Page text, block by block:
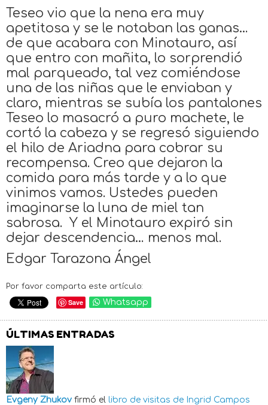
Teseo vio que la nena era muy
apetitosa y se le notaban las ganas…
de que acabara con Minotauro, así
que entro con mañita, lo sorprendió
mal parqueado, tal vez comiéndose
una de las niñas que le enviaban y
claro, mientras se subía los pantalones
Teseo lo masacró a puro machete, le
cortó la cabeza y se regresó siguiendo
el hilo de Ariadna para cobrar su
recompensa. Creo que dejaron la
comida para más tarde y a lo que
vinimos vamos. Ustedes pueden
imaginarse la luna de miel tan
sabrosa. Y el Minotauro expiró sin
dejar descendencia… menos mal.
Edgar Tarazona Ángel
Por favor comparta este artículo:
Save Whatsapp
ÚLTIMAS ENTRADAS
Evgeny Zhukov firmó el libro de visitas de Ingrid Campos